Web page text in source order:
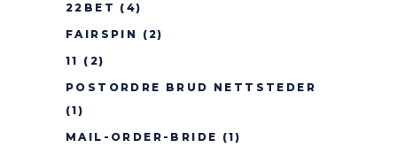
22BET (4)
FAIRSPIN
(2)
11 (2)
POSTORDRE BRUD NETTSTEDER
(1)
MAIL-ORDER-BRIDE (1)